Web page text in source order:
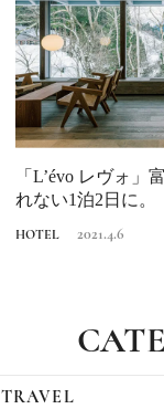
「L’évo レヴォ」
れない1泊2日に。
HOTEL 2021.4.6
TRAVEL